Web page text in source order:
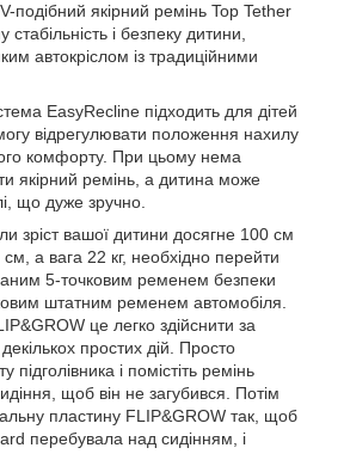
подібний якірний ремінь Top Tether
і безпеку дитини,
автокріслом із традиційними
EasyRecline підходить для дітей
відрегулювати положення нахилу
комфорту. При цьому нема
якірний ремінь, а дитина може
що дуже зручно.
зріст вашої дитини досягне 100 см
а вага 22 кг, необхідно перейти
5-точковим ременем безпеки
штатним ременем автомобіля.
це легко здійснити за
простих дій. Просто
підголівника і помістіть ремінь
щоб він не загубився. Потім
пластину FLIP&GROW так, щоб
перебувала над сидінням, і